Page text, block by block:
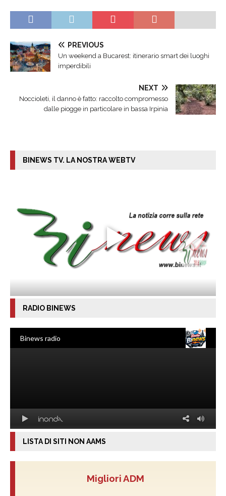
PREVIOUS
Un weekend a Bucarest: itinerario smart dei luoghi
imperdibili
NEXT
Noccioleti, il danno è fatto: raccolto compromesso
dalle piogge in particolare in bassa Irpinia
BINEWS TV. LA NOSTRA WEBTV
RADIO BINEWS
LISTA DI SITI NON AAMS
Migliori ADM